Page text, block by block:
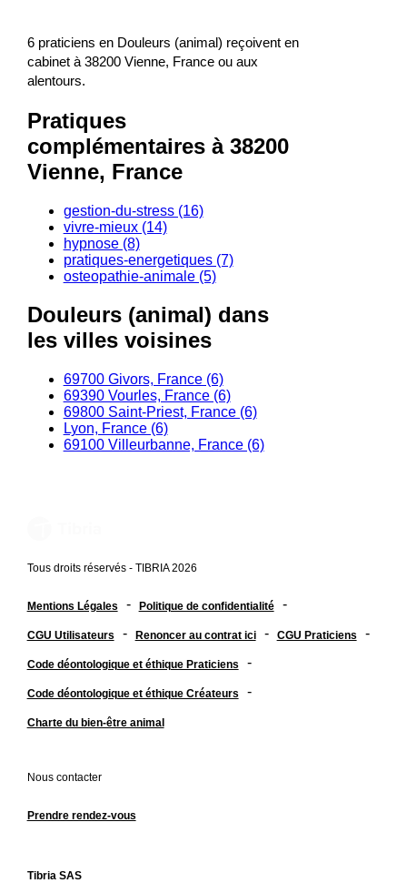
6 praticiens en Douleurs (animal) reçoivent en
cabinet à 38200 Vienne, France ou aux
alentours.
Pratiques
complémentaires à 38200
Vienne, France
gestion-du-stress (16)
vivre-mieux (14)
hypnose (8)
pratiques-energetiques (7)
osteopathie-animale (5)
Douleurs (animal) dans
les villes voisines
69700 Givors, France (6)
69390 Vourles, France (6)
69800 Saint-Priest, France (6)
Lyon, France (6)
69100 Villeurbanne, France (6)
Tous droits réservés - TIBRIA 2026
Mentions Légales - Politique de confidentialité -
CGU Utilisateurs - Renoncer au contrat ici - CGU Praticiens -
Code déontologique et éthique Praticiens -
Code déontologique et éthique Créateurs -
Charte du bien-être animal
Nous contacter
Prendre rendez-vous
Tibria SAS